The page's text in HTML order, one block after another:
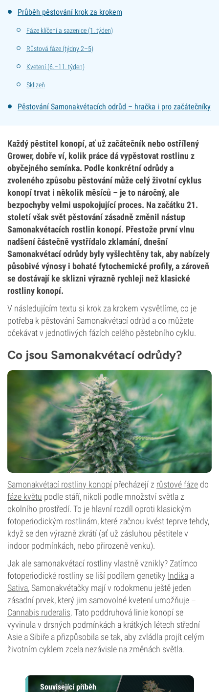
Průběh pěstování krok za krokem
Fáze klíčení a sazenice (1. týden)
Růstová fáze (týdny 2–5)
Kvetení (6.–11. týden)
Sklizeň
Pěstování Samonakvétacích odrůd – hračka i pro začátečníky
Každý pěstitel konopí, ať už začátečník nebo ostřílený
Grower, dobře ví, kolik práce dá vypěstovat rostlinu z
obyčejného semínka. Podle konkrétní odrůdy a
zvoleného způsobu pěstování může celý životní cyklus
konopí trvat i několik měsíců – je to náročný, ale
bezpochyby velmi uspokojující proces. Na začátku 21.
století však svět pěstování zásadně změnil nástup
Samonakvétacích rostlin konopí. Přestože první vlnu
nadšení částečně vystřídalo zklamání, dnešní
Samonakvétací odrůdy byly vyšlechtěny tak, aby nabízely
působivé výnosy i bohaté fytochemické profily, a zároveň
se dostávají ke sklizni výrazně rychleji než klasické
rostliny konopí.
V následujícím textu si krok za krokem vysvětlíme, co je
potřeba k pěstování Samonakvétací odrůd a co můžete
očekávat v jednotlivých fázích celého pěstebního cyklu.
Co jsou Samonakvétací odrůdy?
Samonakvétací rostliny konopí přecházejí z růstové fáze do
fáze květu podle stáří, nikoli podle množství světla z
okolního prostředí. To je hlavní rozdíl oproti klasickým
fotoperiodickým rostlinám, které začnou kvést teprve tehdy,
když se den výrazně zkrátí (ať už zásluhou pěstitele v
indoor podmínkách, nebo přirozeně venku).
Jak ale samonakvétací rostliny vlastně vznikly? Zatímco
fotoperiodické rostliny se liší podílem genetiky Indika a
Sativa, Samonakvétačky mají v rodokmenu ještě jeden
zásadní prvek, který jim samovolné kvetení umožňuje –
Cannabis ruderalis. Tato poddruhová linie konopí se
vyvinula v drsných podmínkách a krátkých létech střední
Asie a Sibiře a přizpůsobila se tak, aby zvládla projít celým
životním cyklem zcela nezávisle na změnách světla.
Související příběh